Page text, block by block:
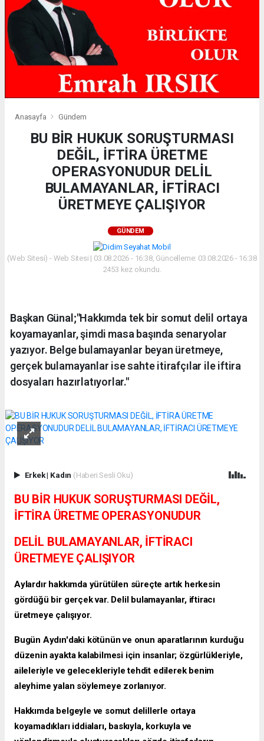
Anasayfa Gündem
BU BİR HUKUK SORUŞTURMASI
DEĞİL, İFTİRA ÜRETME
OPERASYONUDUR DELİL
BULAMAYANLAR, İFTİRACI
ÜRETMEYE ÇALIŞIYOR
GÜNDEM
(Web Sitesi) - Web Sitesi | 03.08.2026 - 16:38, Güncelleme: 03.08.2026 - 16:38
2453 kez okundu.
Başkan Günal;"Hakkımda tek bir somut delil ortaya
koyamayanlar, şimdi masa başında senaryolar
yazıyor. Belge bulamayanlar beyan üretmeye,
gerçek bulamayanlar ise sahte itirafçılar ile iftira
dosyaları hazırlatıyorlar."
Erkek| Kadın (Haberi Sesli Oku)
BU BİR HUKUK SORUŞTURMASI DEĞİL,
İFTİRA ÜRETME OPERASYONUDUR
DELİL BULAMAYANLAR, İFTİRACI
ÜRETMEYE ÇALIŞIYOR
Aylardır hakkımda yürütülen süreçte artık herkesin
gördüğü bir gerçek var. Delil bulamayanlar, iftiracı
üretmeye çalışıyor.
Bugün Aydın'daki kötünün ve onun aparatlarının kurduğu
düzenin ayakta kalabilmesi için insanlar; özgürlükleriyle,
aileleriyle ve gelecekleriyle tehdit edilerek benim
aleyhime yalan söylemeye zorlanıyor.
Hakkımda belgeyle ve somut delillerle ortaya
koyamadıkları iddiaları, baskıyla, korkuyla ve